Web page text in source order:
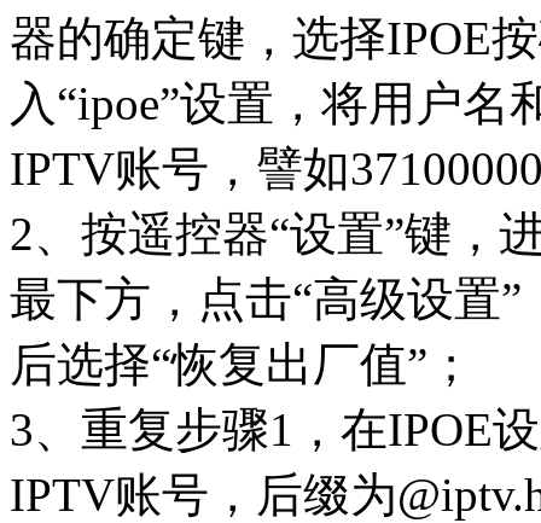
器的确定键，选择IPOE
入“ipoe”设置，将用户
IPTV账号，譬如
2、按遥控器“设置”键，
最下方，点击“高级设置
后选择“恢复出厂值”；
3、重复步骤1，在IPOE
IPTV账号，后缀为